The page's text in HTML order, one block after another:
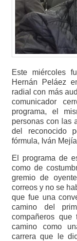
Este miércoles
Hernán Peláez
radial con más
comunicador
programa, el
personas con las
del reconocido
fórmula, Iván
El programa de
como de
gremio de
correos y no se
que fue una
camino del
compañeros
camino como
carrera que le